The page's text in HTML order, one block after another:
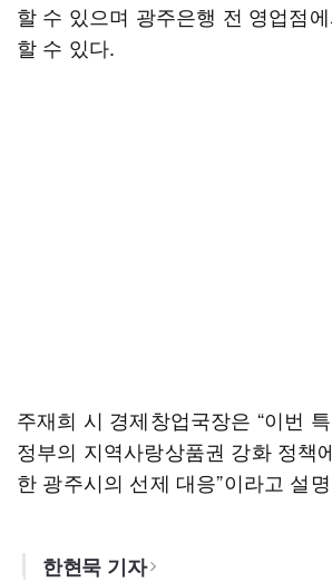
할 수 있으며 광주은행 전 영업점
할 수 있다.
주재희 시 경제창업국장은 “이번
정부의 지역사랑상품권 강화 정책
한 광주시의 선제 대응”이라고 설
한현묵 기자